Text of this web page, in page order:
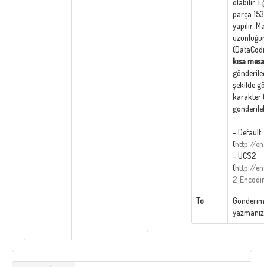
olabilir.
parça
yapılır.
kısa
şekilde
karakter
- Default
(http://
- UCS2
(http://
To